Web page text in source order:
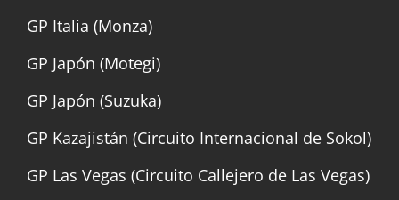
GP Italia (Monza)
GP Japón (Motegi)
GP Japón (Suzuka)
GP Kazajistán (Circuito Internacional de Sokol)
GP Las Vegas (Circuito Callejero de Las Vegas)